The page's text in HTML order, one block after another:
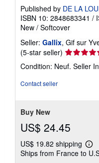
Published by DE LA
ISBN 10: 2848683341 /
New / Softcover
Seller: Gallix, Gif sur
(5-star seller) Seller
rating
5
Condition: Neuf. Seller
Contact seller
Buy New
US$ 24.45
US$ 19.82 shipping
Ships from France to